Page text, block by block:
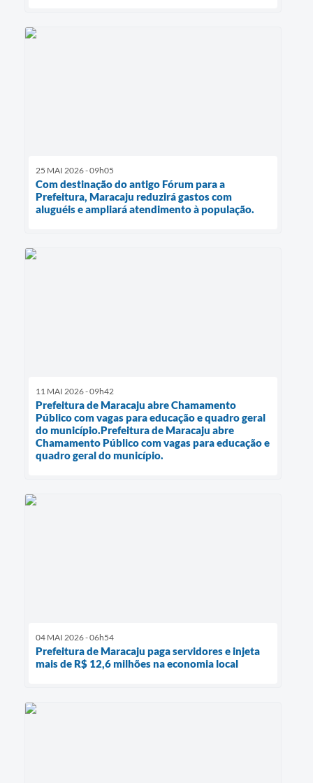
25 MAI 2026 - 09h05
Com destinação do antigo Fórum para a
Prefeitura, Maracaju reduzirá gastos com
aluguéis e ampliará atendimento à população.
11 MAI 2026 - 09h42
Prefeitura de Maracaju abre Chamamento
Público com vagas para educação e quadro geral
do município.Prefeitura de Maracaju abre
Chamamento Público com vagas para educação e
quadro geral do município.
04 MAI 2026 - 06h54
Prefeitura de Maracaju paga servidores e injeta
mais de R$ 12,6 milhões na economia local